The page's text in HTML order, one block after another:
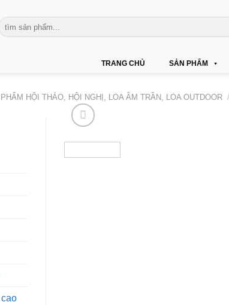
TRANG CHỦ SẢN PHẨM
HỘI THẢO, HỘI NGHỊ, LOA ÂM TRẦN, LOA OUTDOOR /